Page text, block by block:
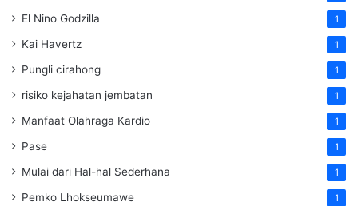
El Nino Godzilla 1
Kai Havertz 1
Pungli cirahong 1
risiko kejahatan jembatan 1
Manfaat Olahraga Kardio 1
Pase 1
Mulai dari Hal-hal Sederhana 1
Pemko Lhokseumawe 1